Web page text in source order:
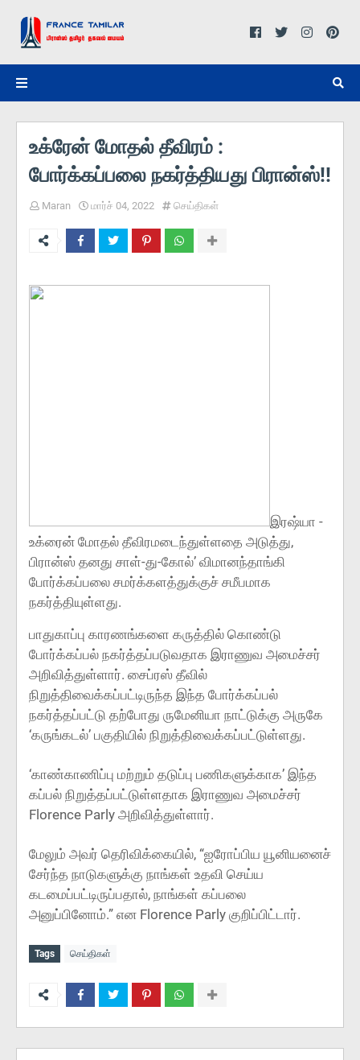
உக்ரேன் மோதல் தீவிரம் :
போர்க்கப்பலை நகர்த்தியது பிரான்ஸ்!!
Maran மார்ச் 04, 2022 செய்திகள்
இரஷ்யா -
உக்ரைன் மோதல் தீவிரமடைந்துள்ளதை அடுத்து,
பிரான்ஸ் தனது சாள்-து-கோல்’ விமானந்தாங்கி
போர்க்கப்பலை சமர்க்களத்துக்குச் சமீபமாக
நகர்த்தியுள்ளது.
பாதுகாப்பு காரணங்களை கருத்தில் கொண்டு
போர்க்கப்பல் நகர்த்தப்படுவதாக இராணுவ அமைச்சர்
அறிவித்துள்ளார். சைப்ரஸ் தீவில்
நிறுத்திவைக்கப்பட்டிருந்த இந்த போர்க்கப்பல்
நகர்த்தப்பட்டு தற்போது ருமேனியா நாட்டுக்கு அருகே
‘கருங்கடல்’ பகுதியில் நிறுத்திவைக்கப்பட்டுள்ளது.
‘காண்காணிப்பு மற்றும் தடுப்பு பணிகளுக்காக’ இந்த
கப்பல் நிறுத்தப்பட்டுள்ளதாக இராணுவ அமைச்சர்
Florence Parly அறிவித்துள்ளார்.
மேலும் அவர் தெரிவிக்கையில், “ஐரோப்பிய யூனியனைச்
சேர்ந்த நாடுகளுக்கு நாங்கள் உதவி செய்ய
கடமைப்பட்டிருப்பதால், நாங்கள் கப்பலை
அனுப்பினோம்.” என Florence Parly குறிப்பிட்டார்.
Tags செய்திகள்